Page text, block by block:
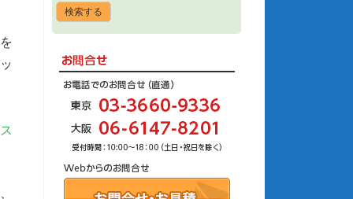
ス